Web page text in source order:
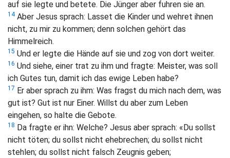
auf sie legte und betete. Die Jünger aber fuhren sie an.
14Aber Jesus sprach: Lasset die Kinder und wehret ihnen
nicht, zu mir zu kommen; denn solchen gehört das
Himmelreich.
15 Und er legte die Hände auf sie und zog von dort weiter.
16 Und siehe, einer trat zu ihm und fragte: Meister, was soll
ich Gutes tun, damit ich das ewige Leben habe?
17 Er aber sprach zu ihm: Was fragst du mich nach dem, was
gut ist? Gut ist nur Einer. Willst du aber zum Leben
eingehen, so halte die Gebote.
18 Da fragte er ihn: Welche? Jesus aber sprach: «Du sollst
nicht töten; du sollst nicht ehebrechen; du sollst nicht
stehlen; du sollst nicht falsch Zeugnis geben;